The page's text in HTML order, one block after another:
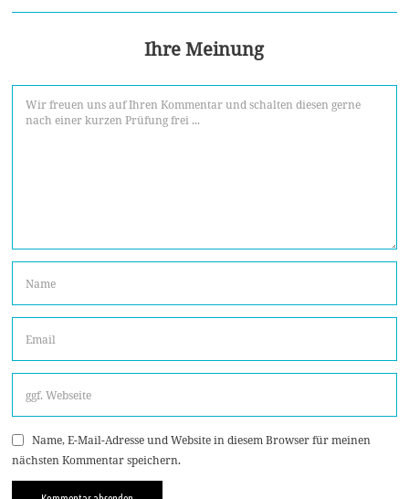
Ihre Meinung
Name, E-Mail-Adresse und Website in diesem Browser für meinen
nächsten Kommentar speichern.